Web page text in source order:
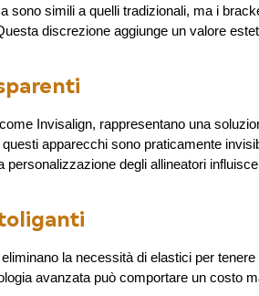
sono simili a quelli tradizionali, ma i
discrezione aggiunge un valore
Invisalign, rappresentano una
apparecchi sono praticamente
personalizzazione degli allineatori
la necessità di elastici per
avanzata può comportare un costo